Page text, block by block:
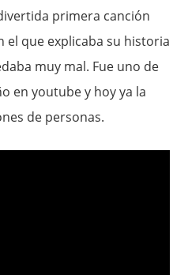
primera canción
el que explicaba su historia
muy mal. Fue uno de
en youtube y hoy ya la
de personas.